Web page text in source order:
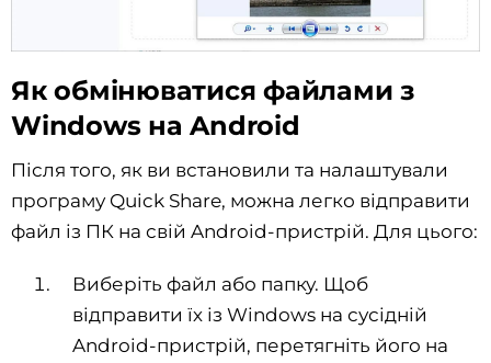
Як обмінюватися файлами з
Windows на Android
Після того, як ви встановили та налаштували
програму Quick Share, можна легко відправити
файл із ПК на свій Android-пристрій. Для цього:
Виберіть файл або папку. Щоб
відправити їх із Windows на сусідній
Android-пристрій, перетягніть його на